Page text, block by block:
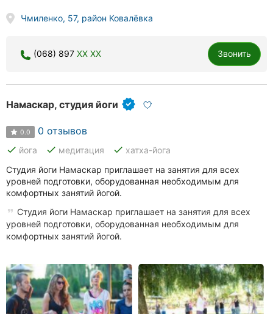
Чмиленко, 57, район Ковалёвка
(068) 897 XX XX Звонить
Намаскар, студия йоги
0.0 0 отзывов
done йога done медитация done хатха-йога
Студия йоги Намаскар приглашает на занятия для всех
уровней подготовки, оборудованная необходимым для
комфортных занятий йогой.
Студия йоги Намаскар приглашает на занятия для всех
уровней подготовки, оборудованная необходимым для
комфортных занятий йогой.